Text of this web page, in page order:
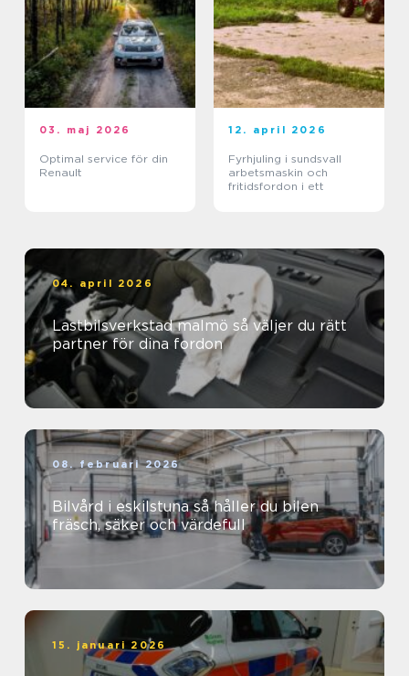
03. maj 2026
Optimal service för din
Renault
12. april 2026
Fyrhjuling i sundsvall
arbetsmaskin och
fritidsfordon i ett
04. april 2026
Lastbilsverkstad malmö så väljer du rätt
partner för dina fordon
08. februari 2026
Bilvård i eskilstuna så håller du bilen
fräsch, säker och värdefull
15. januari 2026